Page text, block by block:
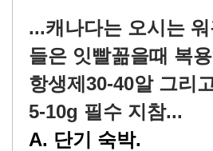
...캐나다는 오시는
들은 잇빨꼶을때 복
항생제30-40알 그리
5-10g 필수 지참...
A. 단기 숙박.